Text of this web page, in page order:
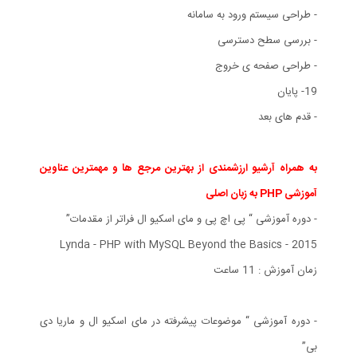
- طراحی سیستم ورود به سامانه
- بررسی سطح دسترسی
- طراحی صفحه ی خروج
19- پایان
- قدم های بعد
به همراه آرشیو ارزشمندی از بهترین مرجع ها و مهمترین عناوین
آموزشی PHP به زبان اصلی
- دوره آموزشی “ پی اچ پی و مای اسکیو ال فراتر از مقدمات”
Lynda - PHP with MySQL Beyond the Basics - 2015
زمان آموزش : 11 ساعت
- دوره آموزشی “ موضوعات پیشرفته در مای اسکیو ال و ماریا دی
بی”